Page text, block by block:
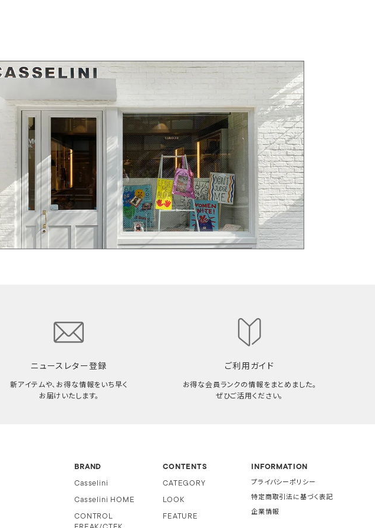
ニュースレター登録
新アイテムや、お得な情報をいち早く
お届けいたします。
ご利用ガイド
お得な会員ランクの情報をまとめました。
ぜひご活用ください。
BRAND
Casselini
Casselini HOME
CONTROL
CONTENTS
CATEGORY
LOOK
FEATURE
INFORMATION
プライバシーポリシー
特定商取引法に基づく表記
企業情報